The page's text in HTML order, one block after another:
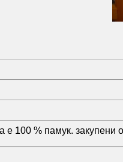
е 100 % памук.